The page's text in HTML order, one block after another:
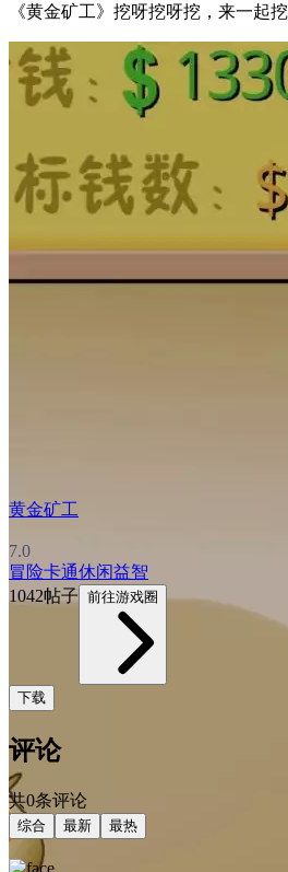
《黄金矿工》挖呀挖呀挖，来一起
黄金矿工
7.0
冒险卡通休闲益智
1042帖子 前往游戏圈
下载
评论
共0条评论
综合 最新 最热